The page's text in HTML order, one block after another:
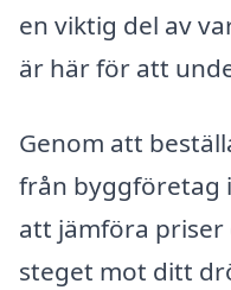
en viktig del av
är här för att
Genom att
från byggföretag
att jämföra priser
steget mot ditt